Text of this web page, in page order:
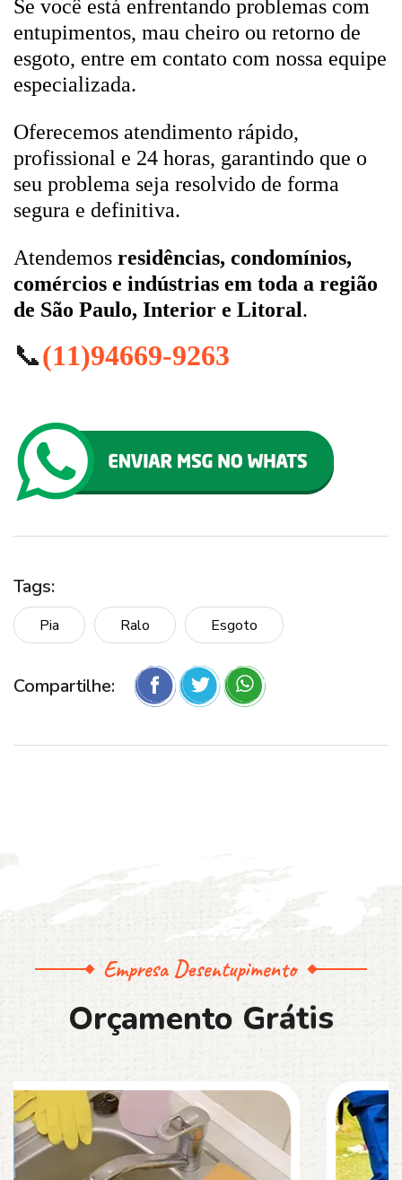
Se você está enfrentando problemas com
entupimentos, mau cheiro ou retorno de
esgoto, entre em contato com nossa equipe
especializada.
Oferecemos atendimento rápido,
profissional e 24 horas, garantindo que o
seu problema seja resolvido de forma
segura e definitiva.
Atendemos residências, condomínios,
comércios e indústrias em toda a região
de São Paulo, Interior e Litoral.
📞(11)94669-9263
Tags:
Pia Ralo Esgoto
Compartilhe:
Empresa Desentupimento
Orçamento Grátis